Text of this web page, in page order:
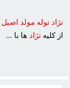
نژاد توله مولد اصيل
از کليه نژاد ها با ...